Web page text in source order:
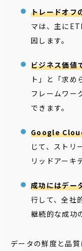
トレードオフ
マは、主に
因します。
ビジネス価値
ト」と「求め
フレームワー
できます。
Google
じて、ストリ
リッドアーキ
成功にはデー
行して、全社
継続的な成功
データの鮮度と品